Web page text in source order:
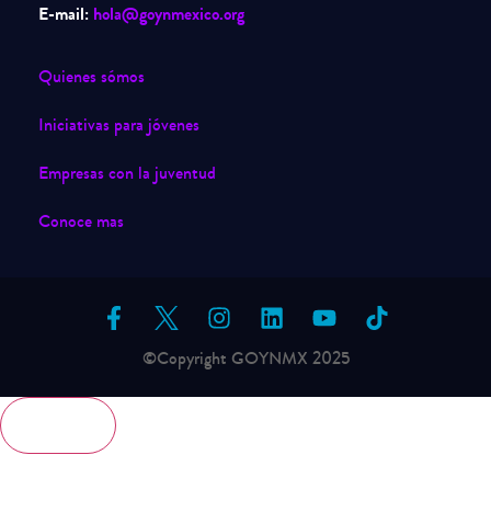
E-mail: hola@goynmexico.org
Quienes sómos
Iniciativas para jóvenes
Empresas con la juventud
Conoce mas
©Copyright GOYNMX 2025